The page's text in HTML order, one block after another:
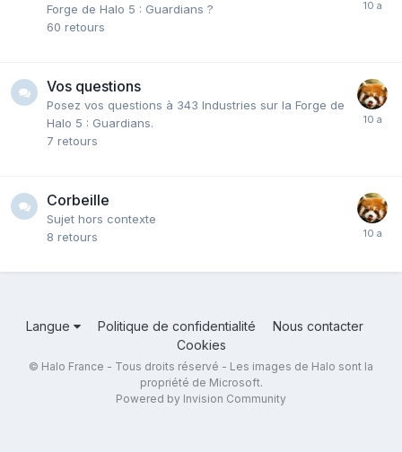
Forge de Halo 5 : Guardians ?
60 retours
Vos questions
Posez vos questions à 343 Industries sur la Forge de
Halo 5 : Guardians.
7 retours
Corbeille
Sujet hors contexte
8 retours
Langue Politique de confidentialité
Nous contacter
Cookies
© Halo France - Tous droits réservé - Les images de Halo sont la
propriété de Microsoft.
Powered by Invision Community